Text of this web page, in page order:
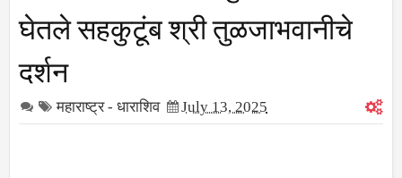
घेतले सहकुटूंब श्री तुळजाभवानीचे
दर्शन
महाराष्ट्र - धाराशिव July 13, 2025